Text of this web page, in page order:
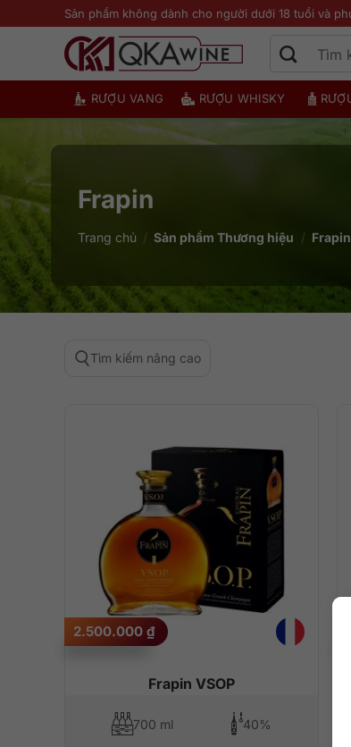
qua
Sản phẩm không dành cho người dưới 18 tuổi và
RƯỢU VANG RƯỢU WHISKY
Frapin
Trang chủ / Sản phẩm Thương hiệu / Frapin
Tìm kiếm nâng cao
Frapin VSOP
2.500.000 ₫
700 ml 40%